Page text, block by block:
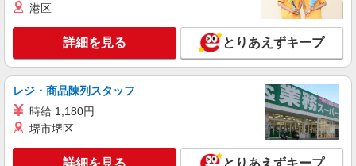
港区
詳細を見る とりあえずキープ
レジ・商品陳列スタッフ
時給 1,180円
堺市堺区
詳細を見る とりあえずキープ